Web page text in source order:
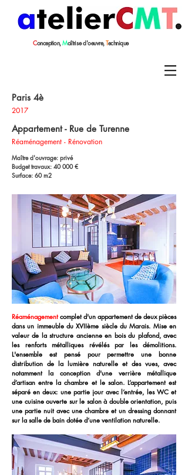
Conception,Maîtrised'oeuvre,Technique
Paris 4è
2017
Appartement - Rue de Turenne
Réaménagement - Rénovation
Maître d'ouvrage: privé
Budget travaux: 40 000 €
Surface: 60 m2
Réaménagementcomplet d'un appartement de deux pièces
dans un immeuble du XVIIème siècle du Marais. Mise en
valeur de la structure ancienne en bois du plafond, avec
les renforts métalliques révélés par les démolitions.
L'ensemble est pensé pour permettre une bonne
distribution de la lumière naturelle et des vues, avec
notamment la conception d'une verrière métallique
d’artisan entre la chambre et le salon. L’appartement est
séparé en deux: une partie jour avec l’entrée, les WC et
une cuisine ouverte sur le salon à double orientation, puis
une partie nuit avec une chambre et un dressing donnant
sur la salle de bain dotée d’une ventilation naturelle.